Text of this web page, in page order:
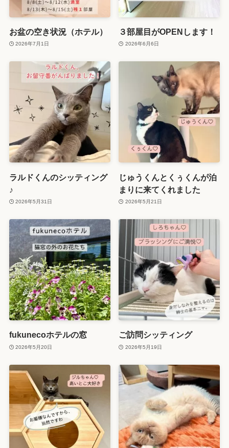
お盆の空き状況（ホテル）
2026年7月1日
３部屋目がOPENします！
2026年6月6日
ラルドくんのシッティング
♪
2026年5月31日
じゅうくんとくぅくんが泊
まりに来てくれました
2026年5月21日
fukunecoホテルの窓
2026年5月20日
ご訪問シッティング
2026年5月19日